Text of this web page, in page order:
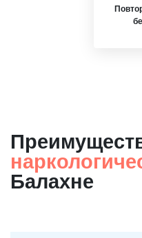
Балахне